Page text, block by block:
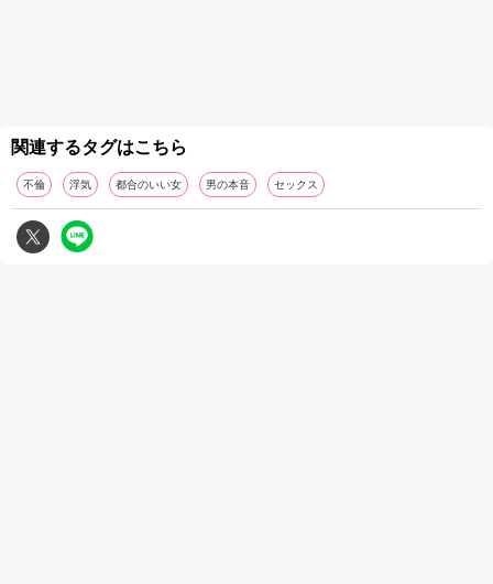
関連するタグはこちら
不倫 浮気 都合のいい女 男の本音 セックス